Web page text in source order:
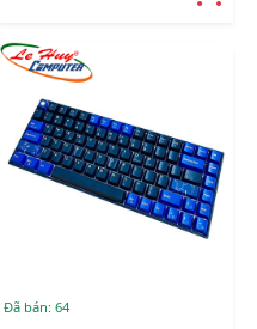
Đã bán: 64